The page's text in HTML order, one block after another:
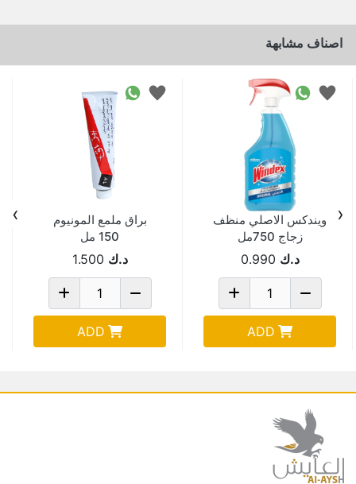
اصناف مشابهة
ويندكس الاصلي منظف
زجاج 750مل
د.ك 0.990
ADD
براق ملمع المونيوم
150 مل
د.ك 1.500
ADD
‹
›